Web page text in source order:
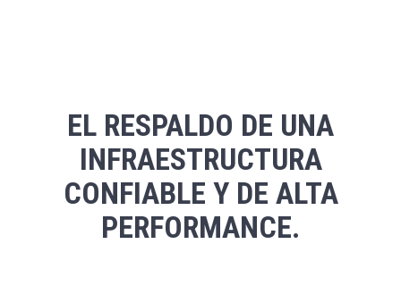
EL RESPALDO DE UNA
INFRAESTRUCTURA
CONFIABLE Y DE ALTA
PERFORMANCE.